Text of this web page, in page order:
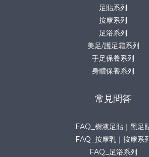
足貼系列
按摩系列
足浴系列
美足/護足霜系列
手足保養系列
身體保養系列
常見問答
FAQ_樹液足貼｜黑足
FAQ_按摩乳｜按摩系
FAQ_足浴系列